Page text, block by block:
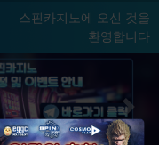
스핀카지노에 오신 것을
환영합니다
Next